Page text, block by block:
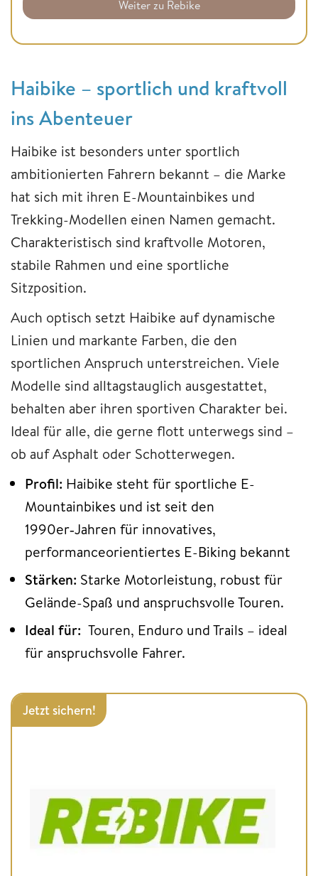
Weiter zu Rebike
Haibike – sportlich und kraftvoll
ins Abenteuer
Haibike ist besonders unter sportlich
ambitionierten Fahrern bekannt – die Marke
hat sich mit ihren E-Mountainbikes und
Trekking-Modellen einen Namen gemacht.
Charakteristisch sind kraftvolle Motoren,
stabile Rahmen und eine sportliche
Sitzposition.
Auch optisch setzt Haibike auf dynamische
Linien und markante Farben, die den
sportlichen Anspruch unterstreichen. Viele
Modelle sind alltagstauglich ausgestattet,
behalten aber ihren sportiven Charakter bei.
Ideal für alle, die gerne flott unterwegs sind –
ob auf Asphalt oder Schotterwegen.
Profil: Haibike steht für sportliche E-
Mountainbikes und ist seit den
1990er‑Jahren für innovatives,
performanceorientiertes E-Biking bekannt
Stärken: Starke Motorleistung, robust für
Gelände-Spaß und anspruchsvolle Touren.
Ideal für: Touren, Enduro und Trails – ideal
für anspruchsvolle Fahrer.
Jetzt sichern!